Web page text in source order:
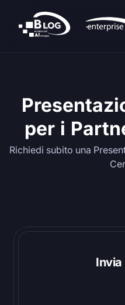
per i
Richiedi subito una
Invia